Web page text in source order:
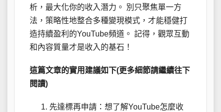
析，最大化你的收入潛力。 別只聚焦單一方
法，策略性地整合多種變現模式，才能穩健打
造持續盈利的YouTube頻道。 記得，觀眾互動
和內容質量才是收入的基石！
這篇文章的實用建議如下(更多細節請繼續往下
閱讀)
先達標再申請：想了解YouTube怎麼收